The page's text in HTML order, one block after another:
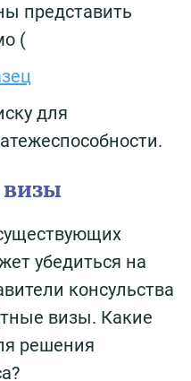
представить
(
для
визы
убедиться на
консульства
визы. Какие
решения